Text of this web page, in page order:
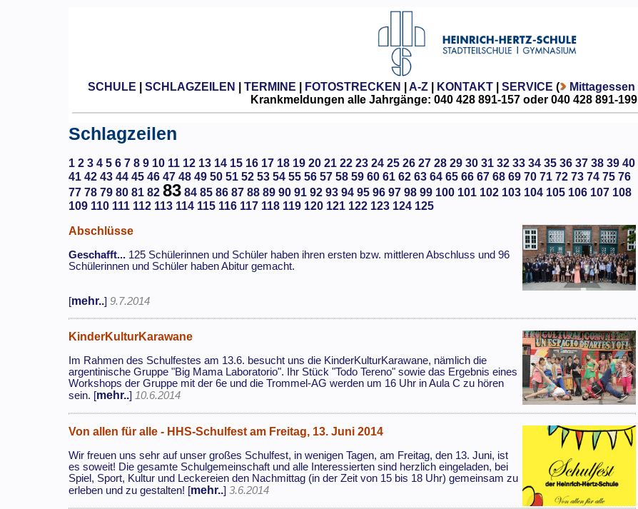
SCHULE SCHLAGZEILEN TERMINE FOTOSTRECKEN A-Z| KONTAKT| SERVICE ( Mittagessen
Krankmeldungen alle Jahrgänge: 040 428 891-157 oder 040 428 891-199
Schlagzeilen
1 2 3 4 5 6 7 8 9 10 11 12 13 14 15 16 17 18 19 20 21 22 23 24 25 26 27 28 29 30 31 32 33 34 35 36 37 38 39 40
41 42 43 44 45 46 47 48 49 50 51 52 53 54 55 56 57 58 59 60 61 62 63 64 65 66 67 68 69 70 71 72 73 74 75 76
77 78 79 80 81 82 83 84 85 86 87 88 89 90 91 92 93 94 95 96 97 98 99 100 101 102 103 104 105 106 107 108
109 110 111 112 113 114 115 116 117 118 119 120 121 122 123 124 125
Abschlüsse
Geschafft... 125 Schülerinnen und Schüler haben ihren ersten bzw. mittleren Abschluss und 96
Schülerinnen und Schüler haben Abitur gemacht.
[mehr..]9.7.2014
KinderKulturKarawane
Im Rahmen des Schulfestes am 13.6. besucht uns die KinderKulturKarawane, nämlich die
argentinische Gruppe "Big Mama Laboratorio". Ihr Stück "Todo Tereno" sowie das Ergebnis eines
Workshops der Gruppe mit der 6e und die Trommel-AG werden um 16 Uhr in Aula C zu hören
sein. [mehr..]10.6.2014
Von allen für alle - HHS-Schulfest am Freitag, 13. Juni 2014
Wir freuen uns sehr auf unser großes Schulfest, in wenigen Tagen, am Freitag, den 13. Juni, ist
es soweit! Die gesamte Schulgemeinschaft und alle Interessierten sind herzlich eingeladen, bei
Spiel, Sport, Kultur und Leckereien den Nachmittag (in der Zeit von 15 bis 18 Uhr) gemeinsam zu
erleben und zu gestalten! [mehr..]3.6.2014